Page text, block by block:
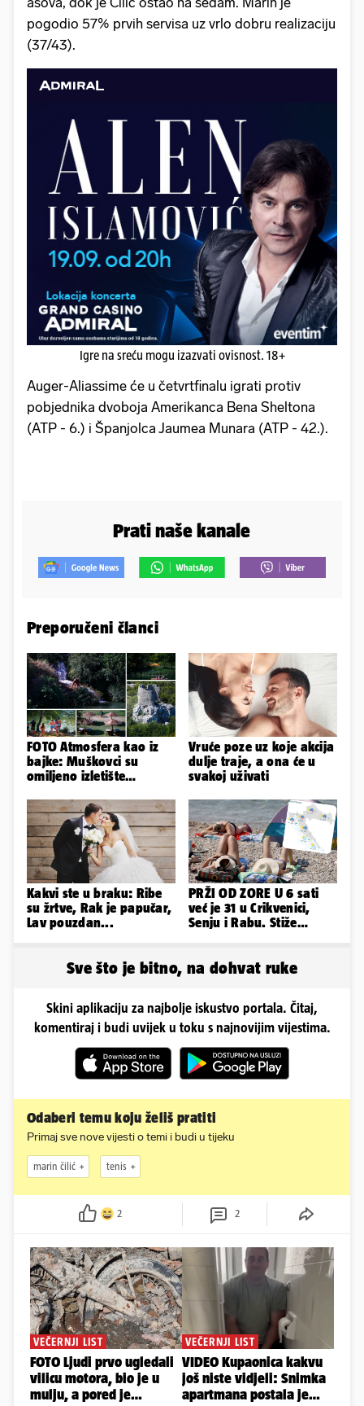
pogodio 57% prvih servisa uz vrlo dobru realizaciju
(37/43).
Igre na sreću mogu izazvati ovisnost. 18+
Auger-Aliassime će u četvrtfinalu igrati protiv
pobjednika dvoboja Amerikanca Bena Sheltona
(ATP - 6.) i Španjolca Jaumea Munara (ATP - 42.).
Prati naše kanale
Preporučeni članci
FOTO Atmosfera kao iz
bajke: Muškovci su
omiljeno izletište
zašto
Vruće poze uz koje akcija
dulje traje, a ona će u
svakoj uživati
Kakvi ste u braku: Ribe
su žrtve, Rak je papučar,
Lav pouzdan...
PRŽI OD ZORE U 6 sati
već je 31 u Crikvenici,
Senju i Rabu. Stiže
Sve što je bitno, na dohvat ruke
Skini aplikaciju za najbolje iskustvo portala. Čitaj,
komentiraj i budi uvijek u toku s najnovijim vijestima.
Odaberi temu koju želiš pratiti
Primaj sve nove vijesti o temi i budi u tijeku
marin čilić tenis
2 2